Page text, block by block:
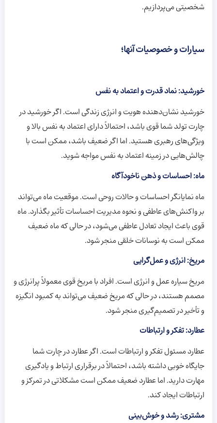
شخصیتی می‌پردازیم.
سیارات و خصوصیات آنها؛
خورشید: نماد قدرت و اعتماد به نفس
خورشید نشان‌دهنده هویت و انرژی زندگی است. اگر خورشید در
چارت تولد شما قوی باشد، احتمالاً دارای اعتماد به نفس بالا و
ویژگی‌های رهبری هستید. اما اگر ضعیف باشد، ممکن است با
چالش‌هایی در زمینه اعتماد به نفس مواجه شوید.
ماه: احساسات و ذهن ناخودآگاه
ماه نمایانگر احساسات و حالات روحی است. موقعیت ماه می‌تواند
بر واکنش‌های عاطفی و نحوه مدیریت احساسات تأثیر بگذارد. ماه
قوی باعث ایجاد تعادل عاطفی می‌شود، در حالی که ماه ضعیف
ممکن است به نوسانات خلقی منجر شود.
مریخ: انرژی و عمل‌گرایی
مریخ سیاره عمل و انرژی است. افراد با مریخ قوی معمولاً پرانرژی و
مصمم هستند، در حالی که مریخ ضعیف می‌تواند به کمبود انگیزه
و تأخیر در تصمیم‌گیری منجر شود.
عطارد: تفکر و ارتباطات
عطارد مسئول تفکر و ارتباطات است. اگر عطارد در چارت شما
جایگاه خوبی داشته باشد، احتمالاً در برقراری ارتباط و یادگیری
مهارت دارید. اما عطارد ضعیف ممکن است مشکلاتی در تمرکز و
ارتباطات ایجاد کند.
مشتری: رشد و خوش‌بینی